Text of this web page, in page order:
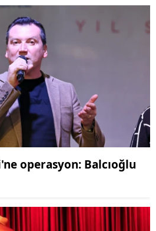
operasyon: Balcıoğlu